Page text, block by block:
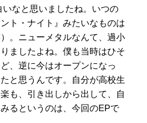
なと思いましたね。いつの
ト・ナイト』みたいなものは
。ニューメタルなんて、過小
ましたよね。僕も当時はひそ
、逆に今はオープンになっ
と思うんです。自分が高校生
も、引き出しから出して、自
るというのは、今回のEPで